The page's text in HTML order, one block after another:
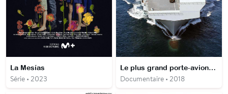
La Mesías
Série • 2023
Le plus grand porte-avions d’Europe
Documentaire • 2018